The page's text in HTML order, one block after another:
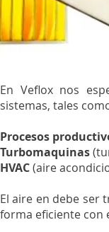
, HEPA ,
En Veflox nos
sistemas, tales
Procesos
Turbomaquinas
HVAC(aire
El aire en debe ser
forma eficiente con